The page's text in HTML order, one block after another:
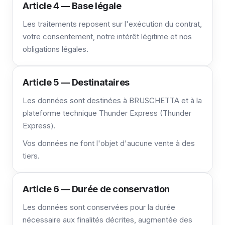
Article 4 — Base légale
Les traitements reposent sur l'exécution du contrat,
votre consentement, notre intérêt légitime et nos
obligations légales.
Article 5 — Destinataires
Les données sont destinées à BRUSCHETTA et à la
plateforme technique Thunder Express (Thunder
Express).
Vos données ne font l'objet d'aucune vente à des
tiers.
Article 6 — Durée de conservation
Les données sont conservées pour la durée
nécessaire aux finalités décrites, augmentée des